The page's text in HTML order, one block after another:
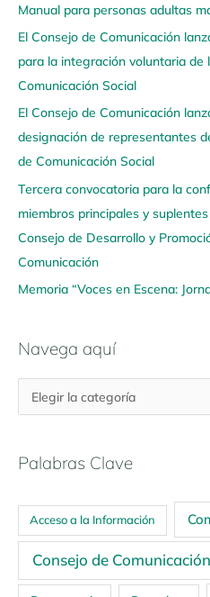
Manual para personas adultas
El Consejo de Comunicación
para la integración voluntaria de
Comunicación Social
El Consejo de Comunicación
designación de representantes
de Comunicación Social
Tercera convocatoria para la
miembros principales y
Consejo de Desarrollo y
Comunicación
Memoria “Voces en Escena:
Navega aquí
e
g
a
a
q
u
í
Palabras Clave
Acceso a la Información
Consejo de Comunicación